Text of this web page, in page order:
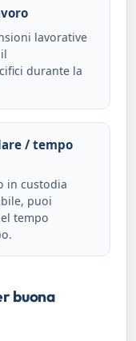
lavorative
durante la
/ tempo
in custodia
puoi
tempo
buona